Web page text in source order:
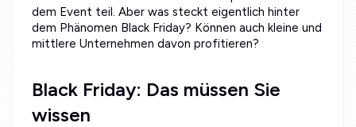
dem Event teil. Aber was steckt eigentlich hinter
dem Phänomen Black Friday? Können auch kleine und
mittlere Unternehmen davon profitieren?
Black Friday: Das müssen Sie
wissen